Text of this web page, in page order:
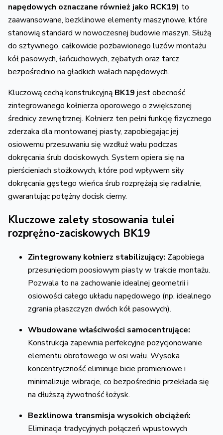
napędowych oznaczane również jako RCK19) to
zaawansowane, bezklinowe elementy maszynowe, które
stanowią standard w nowoczesnej budowie maszyn. Służą
do sztywnego, całkowicie pozbawionego luzów montażu
kół pasowych, łańcuchowych, zębatych oraz tarcz
bezpośrednio na gładkich wałach napędowych.
Kluczową cechą konstrukcyjną BK19 jest obecność
zintegrowanego kołnierza oporowego o zwiększonej
średnicy zewnętrznej. Kołnierz ten pełni funkcję fizycznego
zderzaka dla montowanej piasty, zapobiegając jej
osiowemu przesuwaniu się wzdłuż wału podczas
dokręcania śrub dociskowych. System opiera się na
pierścieniach stożkowych, które pod wpływem siły
dokręcania gęstego wieńca śrub rozprężają się radialnie,
gwarantując potężny docisk cierny.
Kluczowe zalety stosowania tulei
rozprężno-zaciskowych BK19
Zintegrowany kołnierz stabilizujący: Zapobiega
przesunięciom poosiowym piasty w trakcie montażu.
Pozwala to na zachowanie idealnej geometrii i
osiowości całego układu napędowego (np. idealnego
zgrania płaszczyzn dwóch kół pasowych).
Wbudowane właściwości samocentrujące:
Konstrukcja zapewnia perfekcyjne pozycjonowanie
elementu obrotowego w osi wału. Wysoka
koncentryczność eliminuje bicie promieniowe i
minimalizuje wibracje, co bezpośrednio przekłada się
na dłuższą żywotność łożysk.
Bezklinowa transmisja wysokich obciążeń:
Eliminacja tradycyjnych połączeń wpustowych